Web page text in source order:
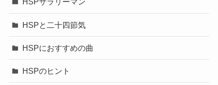
HSPと二十四節気
HSPにおすすめの曲
HSPのヒント